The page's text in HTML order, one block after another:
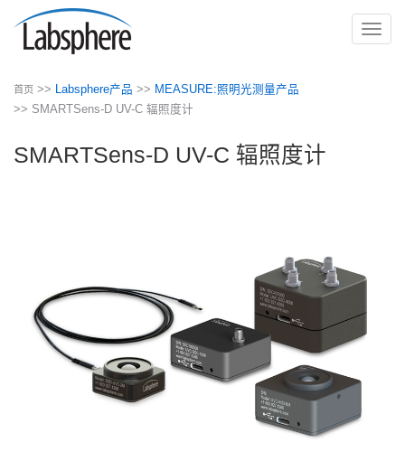
切
首页 >> Labsphere产品 >> MEASURE:照明光测量产品
>> SMARTSens-D UV-C 辐照度计
SMARTSens-D UV-C 辐照度计